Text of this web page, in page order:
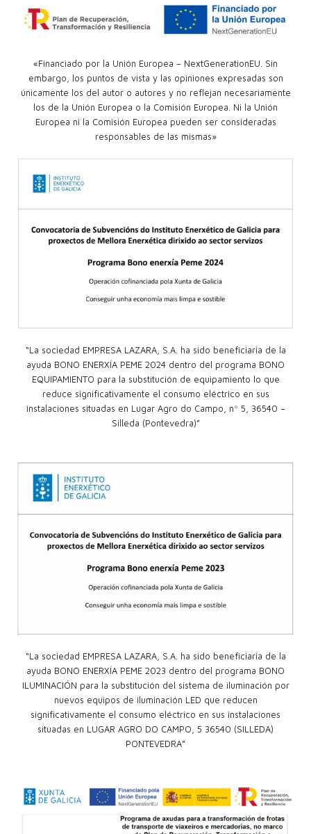
«Financiado por la Unión Europea – NextGenerationEU. Sin
embargo, los puntos de vista y las opiniones expresadas son
únicamente los del autor o autores y no reflejan necesariamente
los de la Unión Europea o la Comisión Europea. Ni la Unión
Europea ni la Comisión Europea pueden ser consideradas
responsables de las mismas»
“La sociedad EMPRESA LAZARA, S.A. ha sido beneficiaria de la
ayuda BONO ENERXÍA PEME 2024 dentro del programa BONO
EQUIPAMIENTO para la substitución de equipamiento lo que
reduce significativamente el consumo eléctrico en sus
instalaciones situadas en Lugar Agro do Campo, nº 5, 36540 –
Silleda (Pontevedra)”
“La sociedad EMPRESA LAZARA, S.A. ha sido beneficiaria de la
ayuda BONO ENERXÍA PEME 2023 dentro del programa BONO
ILUMINACIÓN para la substitución del sistema de iluminación por
nuevos equipos de iluminación LED que reducen
significativamente el consumo eléctrico en sus instalaciones
situadas en LUGAR AGRO DO CAMPO, 5 36540 (SILLEDA)
PONTEVEDRA”